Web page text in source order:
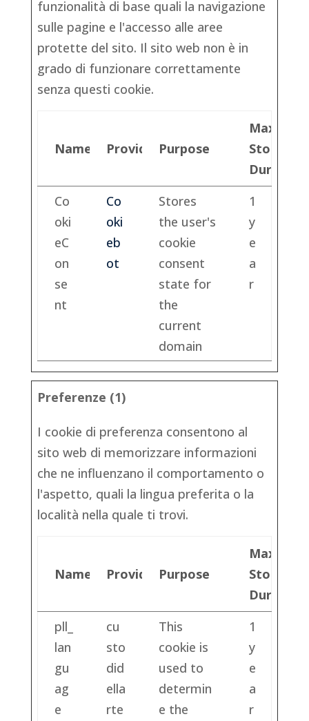
funzionalità di base quali la navigazione
sulle pagine e l'accesso alle aree
protette del sito. Il sito web non è in
grado di funzionare correttamente
senza questi cookie.
Name Provider Purpose
Maximum
Storage
Duration
Co
oki
eC
on
se
nt
Co
oki
eb
ot
Stores
the user's
cookie
consent
state for
the
current
domain
1
y
e
a
r
Preferenze (1)
I cookie di preferenza consentono al
sito web di memorizzare informazioni
che ne influenzano il comportamento o
l'aspetto, quali la lingua preferita o la
località nella quale ti trovi.
Name Provider Purpose
Maximum
Storage
Duration
pll_
lan
gu
ag
e
cu
sto
did
ella
rte
This
cookie is
used to
determin
e the
1
y
e
a
r